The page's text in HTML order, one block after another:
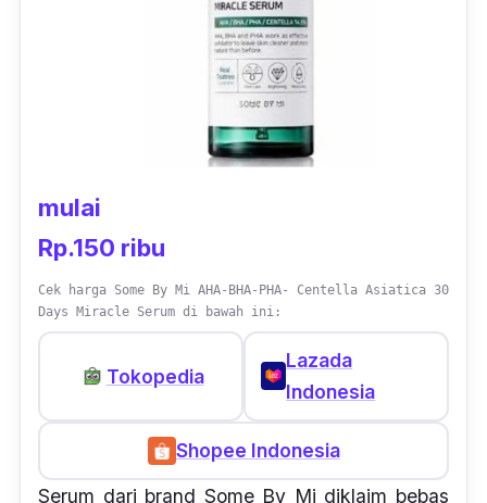
mulai
Rp.150 ribu
Cek harga Some By Mi AHA-BHA-PHA- Centella Asiatica 30
Days Miracle Serum di bawah ini:
Tokopedia
Lazada
Indonesia
Shopee Indonesia
Serum dari brand Some By Mi diklaim bebas